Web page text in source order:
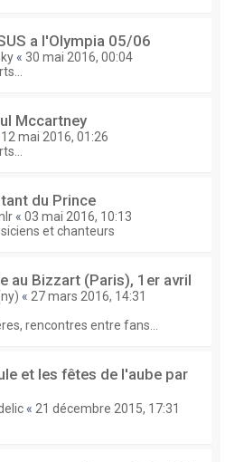
a l'Olympia 05/06
« 30 mai 2016, 00:04
Mccartney
12 mai 2016, 01:26
du Prince
« 03 mai 2016, 10:13
et chanteurs
au Bizzart (Paris), 1er avril
« 27 mars 2016, 14:31
rencontres entre fans...
et les fêtes de l'aube par
« 21 décembre 2015, 17:31